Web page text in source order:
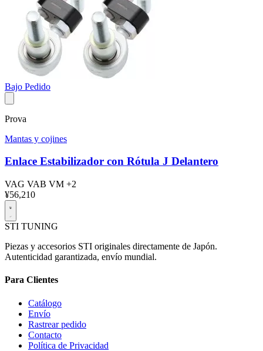
Bajo Pedido
Prova
Mantas y cojines
Enlace Estabilizador con Rótula J Delantero
VAG VAB VM +2
¥56,210
STI TUNING
Piezas y accesorios STI originales directamente de Japón.
Autenticidad garantizada, envío mundial.
Para Clientes
Catálogo
Envío
Rastrear pedido
Contacto
Política de Privacidad